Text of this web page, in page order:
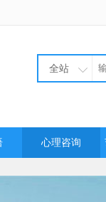
全站
心理咨询